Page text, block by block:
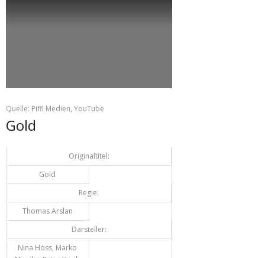
Quelle: Piffl Medien, YouTube
Gold
Originaltitel:
Gold
Regie:
Thomas Arslan
Darsteller:
Nina Hoss, Marko